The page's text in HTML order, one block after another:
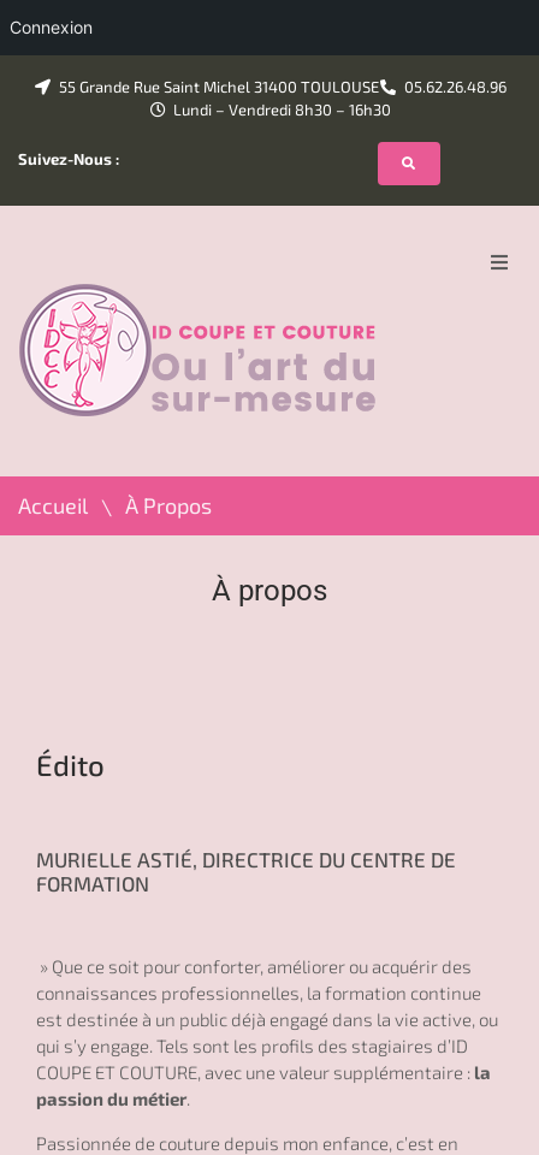
55 Grande Rue Saint Michel 31400 TOULOUSE
05.62.26.48.96
Lundi – Vendredi 8h30 – 16h30
Suivez-Nous :
À propos
Accueil \ À Propos
À propos
Édito
MURIELLE ASTIÉ, DIRECTRICE DU CENTRE DE
FORMATION
» Que ce soit pour conforter, améliorer ou acquérir des
connaissances professionnelles, la formation continue
est destinée à un public déjà engagé dans la vie active, ou
qui s’y engage. Tels sont les profils des stagiaires d’ID
COUPE ET COUTURE, avec une valeur supplémentaire : la
passion du métier.
Passionnée de couture depuis mon enfance, c’est en
Connexion